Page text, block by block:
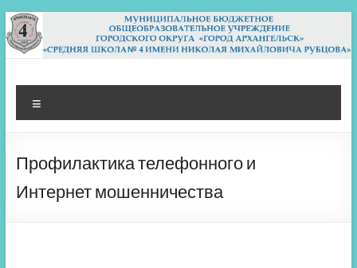
Перейти
к
содержимому
МБОУ СШ 4
Архангельск
Профилактика телефонного и
Интернет мошенничества